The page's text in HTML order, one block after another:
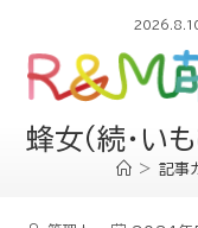
2026.8.10
蜂女（続・いも
> 記事